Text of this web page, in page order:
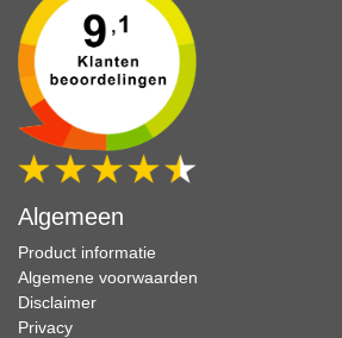
Algemeen
Product informatie
Algemene voorwaarden
Disclaimer
Privacy